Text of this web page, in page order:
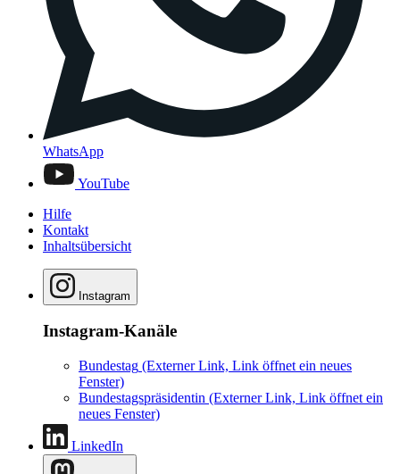
WhatsApp
YouTube
Hilfe
Kontakt
Inhaltsübersicht
Instagram
Instagram-Kanäle
Bundestag (Externer Link, Link öffnet ein neues
Fenster)
Bundestagspräsidentin (Externer Link, Link öffnet ein
neues Fenster)
LinkedIn